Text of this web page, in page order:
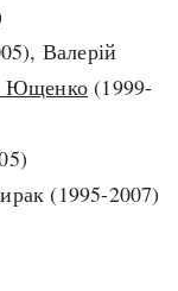
доба
революція
Валерій
Ющенко (1999-
(1995-2007)